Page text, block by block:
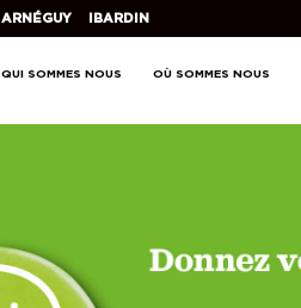
ARNÉGUY IBARDIN
QUI SOMMES NOUS OÙ SOMMES NOUS